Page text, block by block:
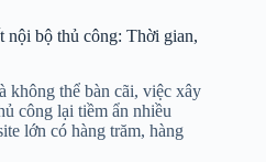
nội bộ thủ công: Thời gian,
không thể bàn cãi, việc xây
công lại tiềm ẩn nhiều
lớn có hàng trăm, hàng